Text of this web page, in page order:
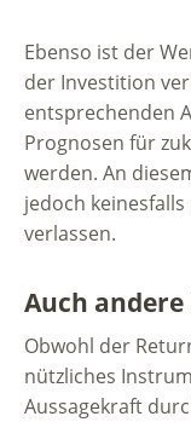
Ebenso ist der
der Investition
entsprechenden
Prognosen für
werden. An
jedoch
verlassen.
Auch
Obwohl der
nützliches
Aussagekraft